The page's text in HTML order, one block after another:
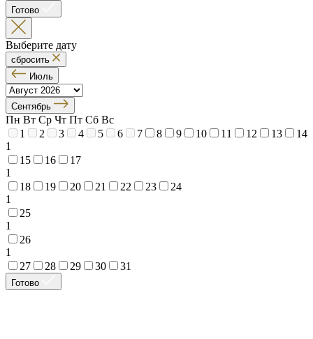
Готово
Выберите дату
сбросить
Июль
Сентябрь
Пн Вт Ср Чт Пт Сб Вс
1
2 3 4 5 6 7 8 9 10 11 12 13
14
1
15
16
17
1
18
19 20 21 22 23
24
1
25
1
26
1
27
28 29 30 31
Готово